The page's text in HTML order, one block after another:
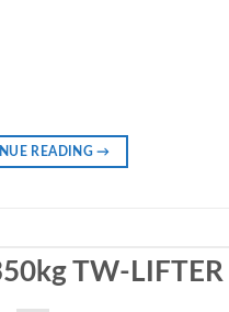
READING→
TW-